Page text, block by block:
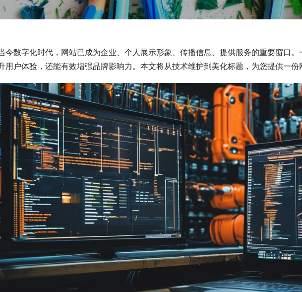
今数字化时代，网站已成为企业、个人展示形象、传播信息、提供服务的重要窗口
用户体验，还能有效增强品牌影响力。本文将从技术维护到美化标题，为您提供一份